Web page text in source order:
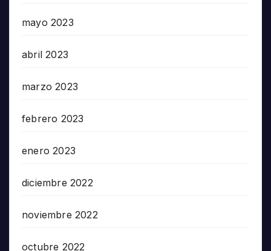
mayo 2023
abril 2023
marzo 2023
febrero 2023
enero 2023
diciembre 2022
noviembre 2022
octubre 2022